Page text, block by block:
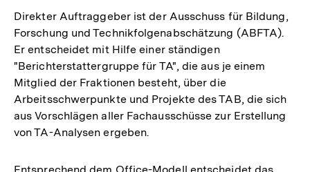
der
Fußnote
Direkter Auftraggeber ist der Ausschuss für Bildung,
Forschung und Technikfolgenabschätzung (ABFTA).
Er entscheidet mit Hilfe einer ständigen
"Berichterstattergruppe für TA", die aus je einem
Mitglied der Fraktionen besteht, über die
Arbeitsschwerpunkte und Projekte des TAB, die sich
aus Vorschlägen aller Fachausschüsse zur Erstellung
von TA-Analysen ergeben.
Entsprechend dem Office-Modell entscheidet das